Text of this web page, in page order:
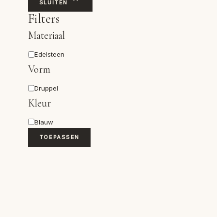
SLUITEN
Filters
Materiaal
Materiaal
Edelsteen
Vorm
VormDruppel
Kleur
Kleur
Blauw
TOEPASSEN